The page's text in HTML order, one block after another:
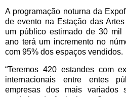
A programação noturna da
de evento na Estação das
um público estimado de 30 mil
ano terá um incremento no
com 95% dos espaços vendidos.
“Teremos 420 estandes com
internacionais entre entes
empresas dos mais variados